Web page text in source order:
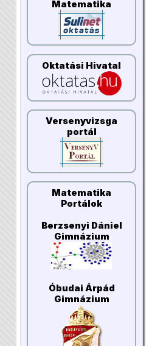
Matematika
Oktatási Hivatal
Versenyvizsga
portál
Matematika
Portálok
Berzsenyi Dániel
Gimnázium
Óbudai Árpád
Gimnázium